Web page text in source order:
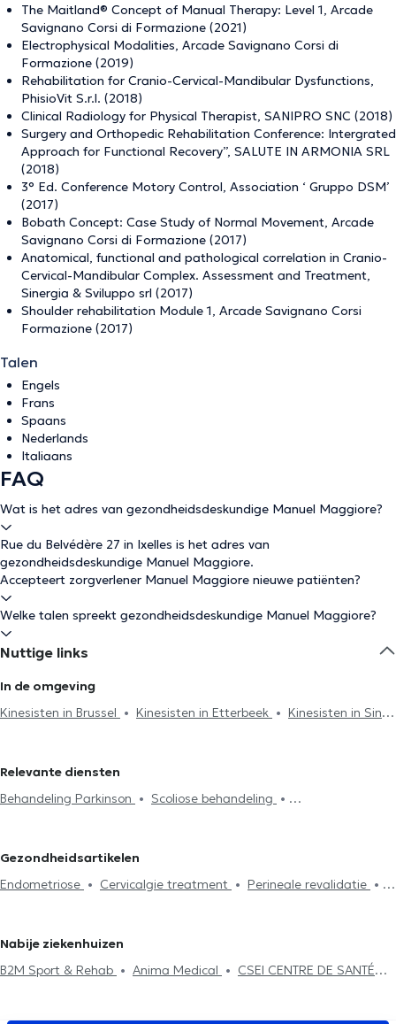
The Maitland® Concept of Manual Therapy: Level 1, Arcade
Savignano Corsi di Formazione (2021)
Electrophysical Modalities, Arcade Savignano Corsi di
Formazione (2019)
Rehabilitation for Cranio-Cervical-Mandibular Dysfunctions,
PhisioVit S.r.l. (2018)
Clinical Radiology for Physical Therapist, SANIPRO SNC (2018)
Surgery and Orthopedic Rehabilitation Conference: Intergrated
Approach for Functional Recovery”, SALUTE IN ARMONIA SRL
(2018)
3° Ed. Conference Motory Control, Association ‘ Gruppo DSM’
(2017)
Bobath Concept: Case Study of Normal Movement, Arcade
Savignano Corsi di Formazione (2017)
Anatomical, functional and pathological correlation in Cranio-
Cervical-Mandibular Complex. Assessment and Treatment,
Sinergia & Sviluppo srl (2017)
Shoulder rehabilitation Module 1, Arcade Savignano Corsi
Formazione (2017)
Talen
Engels
Frans
Spaans
Nederlands
Italiaans
FAQ
Wat is het adres van gezondheidsdeskundige Manuel Maggiore?
Rue du Belvédère 27 in Ixelles is het adres van
gezondheidsdeskundige Manuel Maggiore.
Accepteert zorgverlener Manuel Maggiore nieuwe patiënten?
Welke talen spreekt gezondheidsdeskundige Manuel Maggiore?
Nuttige links
In de omgeving
Kinesisten in Brussel
Kinesisten in Etterbeek
Kinesisten in Sint-
Woluwe-Saint-Lambert
Chaumont-Gistoux
Kinesisten in Watermaal-Bosvoorde
Anderlecht
Kinesisten in Enghien Kinesisten in Lessines
Relevante diensten
Behandeling Parkinson
Scoliose behandeling
Voetreflexologie
Perineale revalidatie
revalidatie
Abdominale revalidatie Post-operatie
Hernias
Gezondheidsartikelen
Endometriose
Cervicalgie treatment
Perineale revalidatie
Nabije ziekenhuizen
B2M Sport & Rehab
Anima Medical
CSEI CENTRE DE SANTÉ